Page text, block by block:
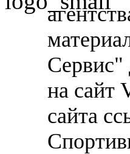
Сервис"
на сайт
сайта